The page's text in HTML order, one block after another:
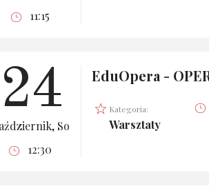
11:15
24
So
12:30
EduOpera -
Kategoria:
Warsztaty